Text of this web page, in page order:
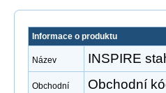
Informace o produktu
Název INSPIRE
Obchodní
Obchodní